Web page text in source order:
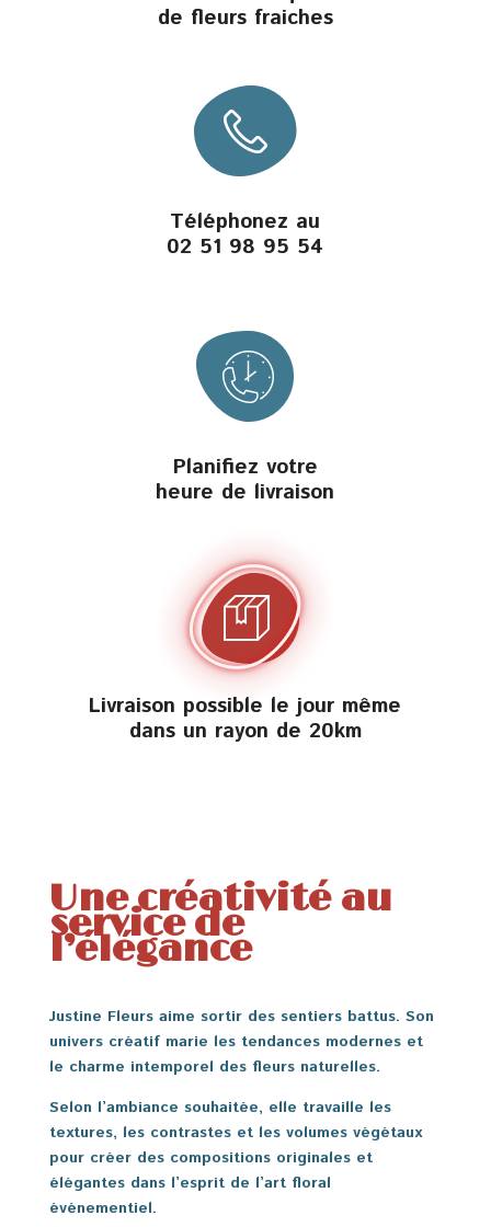
de fleurs fraiches
Téléphonez au
02 51 98 95 54
Planifiez votre
heure de livraison
Livraison possible le jour même
dans un rayon de 20km
Une créativité au
service de
l’élégance
Justine Fleurs aime sortir des sentiers battus. Son
univers créatif marie les tendances modernes et
le charme intemporel des fleurs naturelles.
Selon l’ambiance souhaitée, elle travaille les
textures, les contrastes et les volumes végétaux
pour créer des compositions originales et
élégantes dans l’esprit de l’art floral
événementiel.